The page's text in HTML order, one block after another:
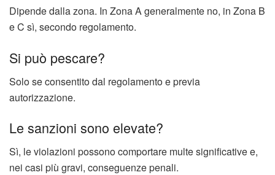
Dipende dalla zona. In Zona A generalmente no, in Zona B
e C sì, secondo regolamento.
Si può pescare?
Solo se consentito dal regolamento e previa
autorizzazione.
Le sanzioni sono elevate?
Sì, le violazioni possono comportare multe significative e,
nei casi più gravi, conseguenze penali.